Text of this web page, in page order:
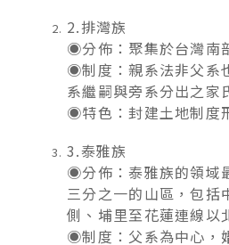
2.排灣族
◉分佈：聚集於台灣南
◉制度：親系法非父系
系繼嗣與旁系分出之家
◉特色：封建土地制度
3.泰雅族
◉分佈：泰雅族的領域
三分之一的山區，包括
側、埔里至花蓮連線以
◉制度：父系為中心，